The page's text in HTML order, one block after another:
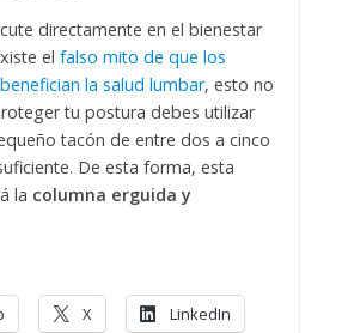
directamente en el bienestar
el falso mito de que los
la salud lumbar, esto no
tu postura debes utilizar
tacón de entre dos a cinco
De esta forma, esta
la columna erguida y
X LinkedIn